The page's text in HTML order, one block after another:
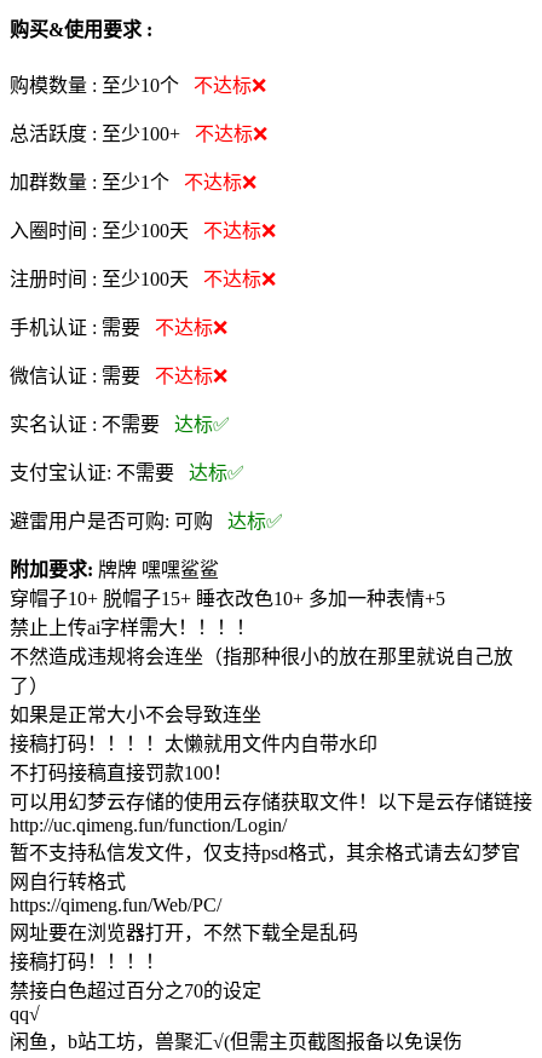
购买&使用要求 :
购模数量 : 至少10个 不达标❌
总活跃度 : 至少100+ 不达标❌
加群数量 : 至少1个 不达标❌
入圈时间 : 至少100天 不达标❌
注册时间 : 至少100天 不达标❌
手机认证 : 需要 不达标❌
微信认证 : 需要 不达标❌
实名认证 : 不需要 达标✅
支付宝认证: 不需要 达标✅
避雷用户是否可购: 可购 达标✅
附加要求: 牌牌 嘿嘿鲨鲨
穿帽子10+ 脱帽子15+ 睡衣改色10+ 多加一种表情+5
禁止上传ai字样需大！！！！
不然造成违规将会连坐（指那种很小的放在那里就说自己放
了）
如果是正常大小不会导致连坐
接稿打码！！！！太懒就用文件内自带水印
不打码接稿直接罚款100！
可以用幻梦云存储的使用云存储获取文件！以下是云存储链接
http://uc.qimeng.fun/function/Login/
暂不支持私信发文件，仅支持psd格式，其余格式请去幻梦官
网自行转格式
https://qimeng.fun/Web/PC/
网址要在浏览器打开，不然下载全是乱码
接稿打码！！！！
禁接白色超过百分之70的设定
qq√
闲鱼，b站工坊，兽聚汇√(但需主页截图报备以免误伤